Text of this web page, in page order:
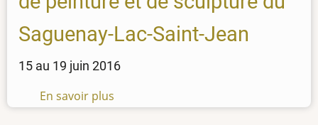
Saguenay-Lac-Saint-Jean
15 au 19 juin 2016
En savoir plus